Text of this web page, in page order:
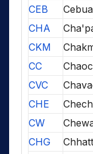
CEB
CHA
CKM
CC
CVC
CHE
CW
CHG